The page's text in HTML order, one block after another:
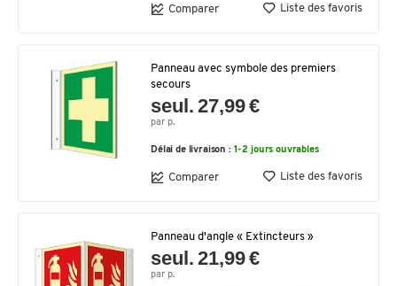
Comparer Liste des favoris
Panneau avec symbole des premiers
secours
seul. 27,99 €
par p.
Délai de livraison : 1-2 jours ouvrables
Comparer Liste des favoris
Panneau d'angle « Extincteurs »
seul. 21,99 €
par p.